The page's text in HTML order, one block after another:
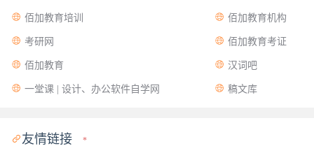
 佰加教育培训  佰加教育机构
 考研网  佰加教育考证
 佰加教育  汉词吧
 一堂课 | 设计、办公软件自学网  稿文库
友情链接 *